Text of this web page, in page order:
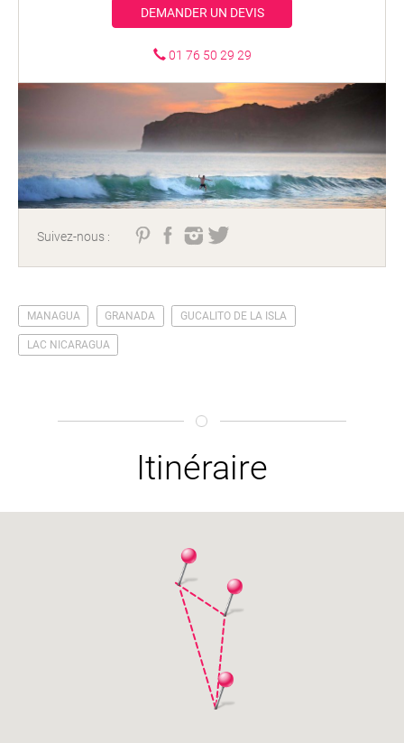
DEMANDER UN DEVIS
01 76 50 29 29
Suivez-nous :
MANAGUA GRANADA GUCALITO DE LA ISLA
LAC NICARAGUA
Itinéraire